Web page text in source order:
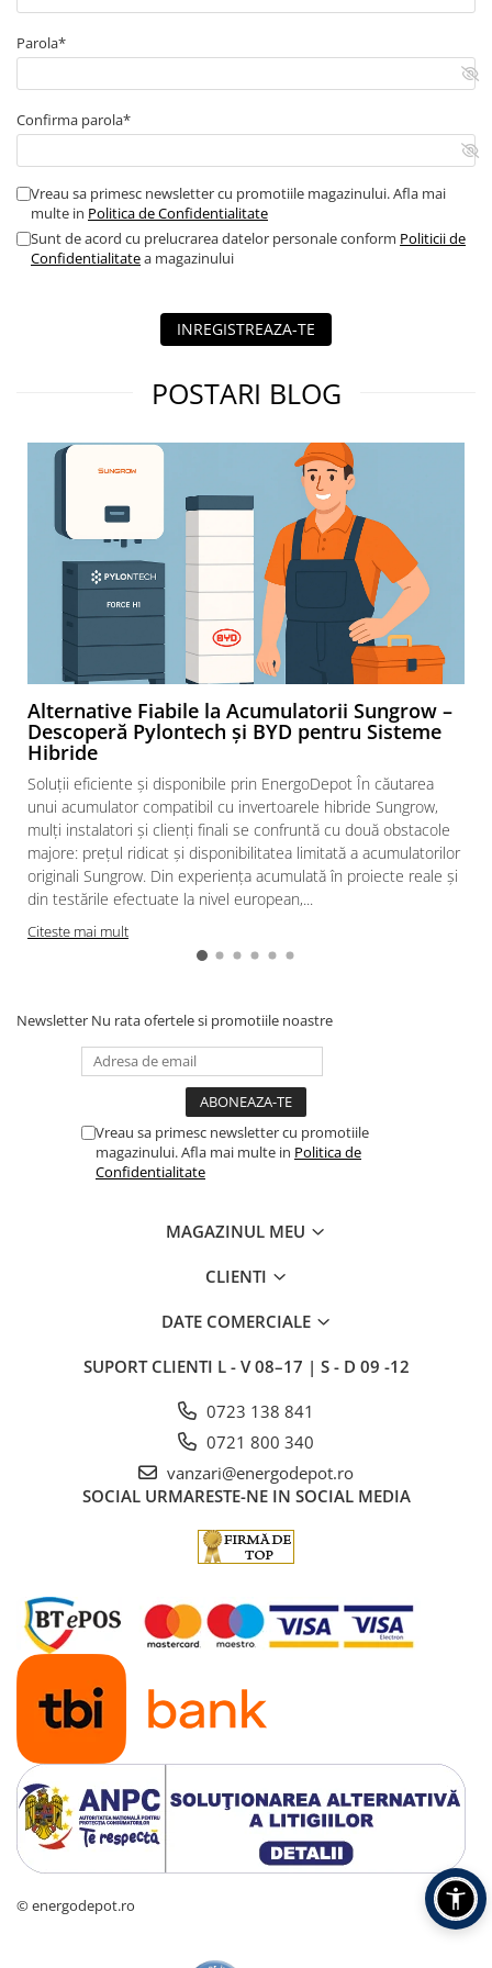
Parola*
Confirma parola*
Vreau sa primesc newsletter cu promotiile magazinului. Afla mai
multe in Politica de Confidentialitate
Sunt de acord cu prelucrarea datelor personale conform Politicii de
Confidentialitatea magazinului
INREGISTREAZA-TE
POSTARI BLOG
Alternative Fiabile la Acumulatorii Sungrow –
Descoperă Pylontech și BYD pentru Sisteme
Hibride
Soluții eficiente și disponibile prin EnergoDepot În căutarea
unui acumulator compatibil cu invertoarele hibride Sungrow,
mulți instalatori și clienți finali se confruntă cu două obstacole
majore: prețul ridicat și disponibilitatea limitată a acumulatorilor
originali Sungrow. Din experiența acumulată în proiecte reale și
din testările efectuate la nivel european,...
Citeste mai mult
Newsletter Nu rata ofertele si promotiile noastre
Vreau sa primesc newsletter cu promotiile
magazinului. Afla mai multe in Politica de
Confidentialitate
MAGAZINUL MEU
CLIENTI
DATE COMERCIALE
SUPORT CLIENTI L - V 08–17 | S - D 09 -12
0723 138 841
0721 800 340
vanzari@energodepot.ro
SOCIAL URMARESTE-NE IN SOCIAL MEDIA
© energodepot.ro